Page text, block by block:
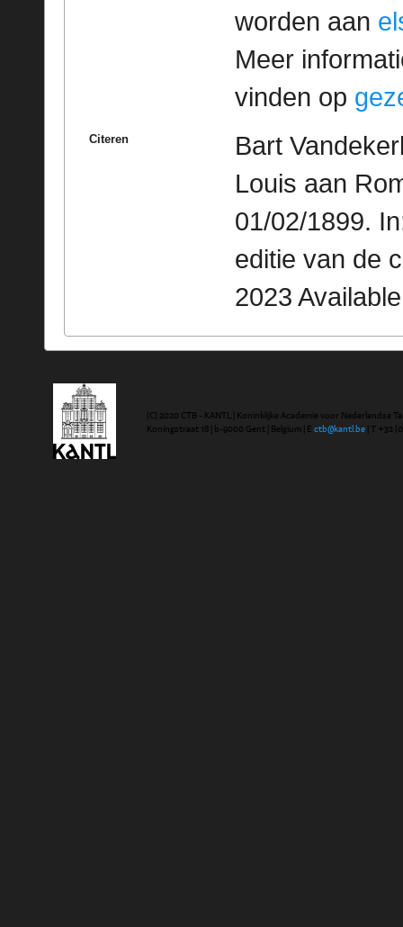
worden aan
Meer
vinden op
Citeren
Bart
Louis aan
01/02/1899.
editie van de
2023
(C) 2020 CTB - KANTL | Koninklijke Academie voor Nederlandse
Koningstraat 18 | b-9000 Gent | Belgium | E ctb@kantl.be | T +32